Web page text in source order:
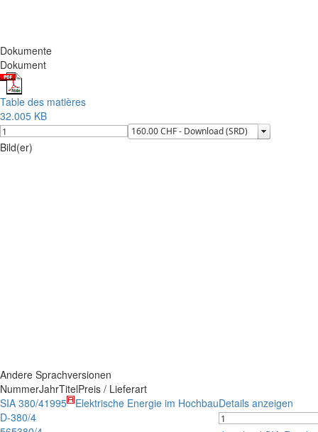
Dokumente
Dokument
Table des matières
32.005 KB
Bild(er)
Andere Sprachversionen
NummerJahrTitelPreis / Lieferart
SIA 380/4
D-380/4
1995 Elektrische Energie im HochbauDetails anzeigen